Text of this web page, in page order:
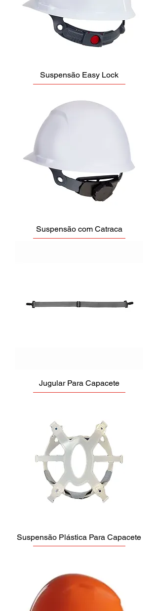
Suspensão Easy Lock
Suspensão com Catraca
Jugular Para Capacete
Suspensão Plástica Para Capacete